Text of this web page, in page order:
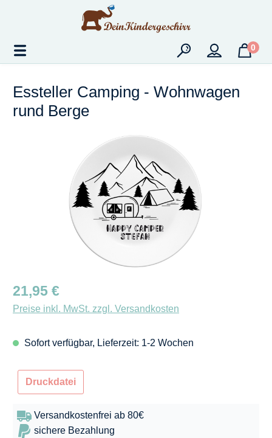
Zum Hauptinhalt springen
0
Essteller Camping - Wohnwagen
rund Berge
Bildergalerie überspringen
Regulärer Preis:
21,95 €
Preise inkl. MwSt. zzgl. Versandkosten
Sofort verfügbar, Lieferzeit: 1-2 Wochen
Druckdatei
Versandkostenfrei ab 80€
sichere Bezahlung